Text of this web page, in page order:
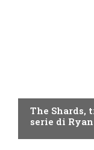
The Shards,
serie di